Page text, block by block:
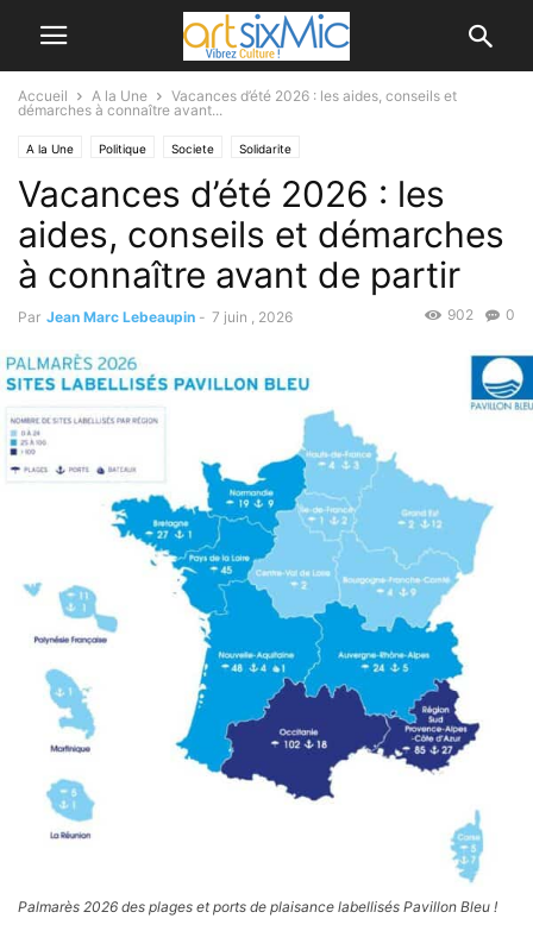
Accueil A la Une
Vacances d’été 2026 : les aides, conseils et
démarches à connaître avant...
A la Une Politique Societe Solidarite
Vacances d’été 2026 : les
aides, conseils et démarches
à connaître avant de partir
Par Jean Marc Lebeaupin - 7 juin , 2026 0
902
Palmarès 2026 des plages et ports de plaisance labellisés Pavillon Bleu !